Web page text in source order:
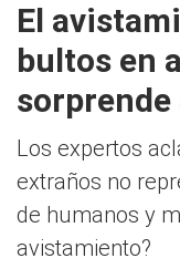
El
bultos en
Los expertos
extraños no
de humanos y
avistamiento?